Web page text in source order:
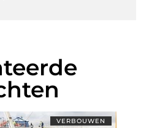
VERBOUWEN